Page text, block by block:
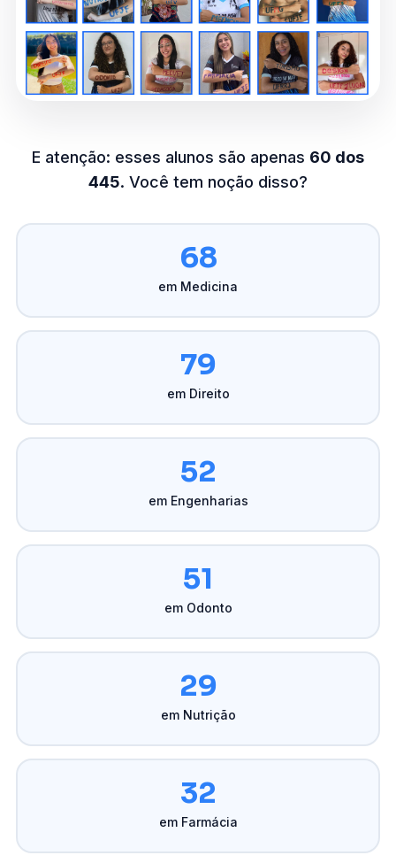
E atenção: esses alunos são apenas 60 dos
445. Você tem noção disso?
68
em Medicina
79
em Direito
52
em Engenharias
51
em Odonto
29
em Nutrição
32
em Farmácia